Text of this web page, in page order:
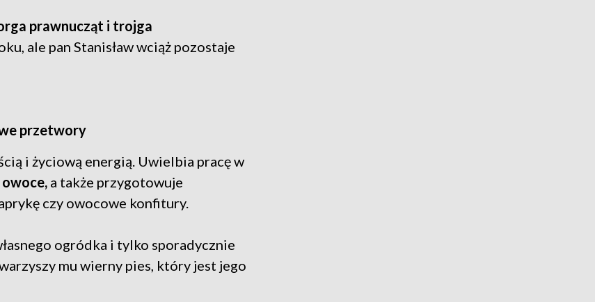
prawnucząt i trojga
ale pan Stanisław wciąż pozostaje
przetwory
i życiową energią. Uwielbia pracę w
a także przygotowuje
czy owocowe konfitury.
ogródka i tylko sporadycznie
mu wierny pies, który jest jego